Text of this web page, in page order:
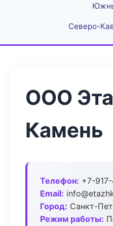
Северо-
ООО
Камень
Телефон: +7-
Email:
Город: Санкт-
Режим работы: